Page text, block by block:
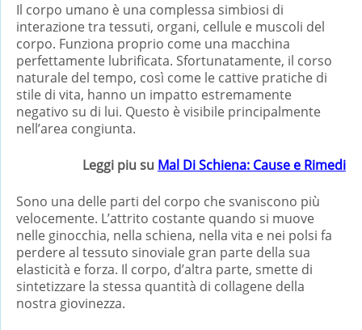
Il corpo umano è una complessa simbiosi di
interazione tra tessuti, organi, cellule e muscoli del
corpo. Funziona proprio come una macchina
perfettamente lubrificata. Sfortunatamente, il corso
naturale del tempo, così come le cattive pratiche di
stile di vita, hanno un impatto estremamente
negativo su di lui. Questo è visibile principalmente
nell’area congiunta.
Leggi piu su Mal Di Schiena: Cause e Rimedi
Sono una delle parti del corpo che svaniscono più
velocemente. L’attrito costante quando si muove
nelle ginocchia, nella schiena, nella vita e nei polsi fa
perdere al tessuto sinoviale gran parte della sua
elasticità e forza. Il corpo, d’altra parte, smette di
sintetizzare la stessa quantità di collagene della
nostra giovinezza.